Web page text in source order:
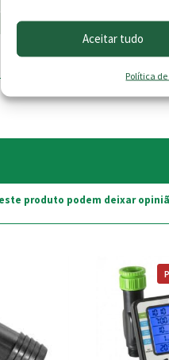
Aceitar tudo
Política de
produto podem deixar